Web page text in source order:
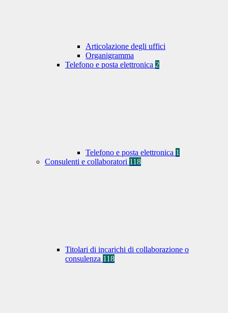
Articolazione degli uffici
Organigramma
Telefono e posta elettronica 2
Telefono e posta elettronica 1
Consulenti e collaboratori 118
Titolari di incarichi di collaborazione o
consulenza 118